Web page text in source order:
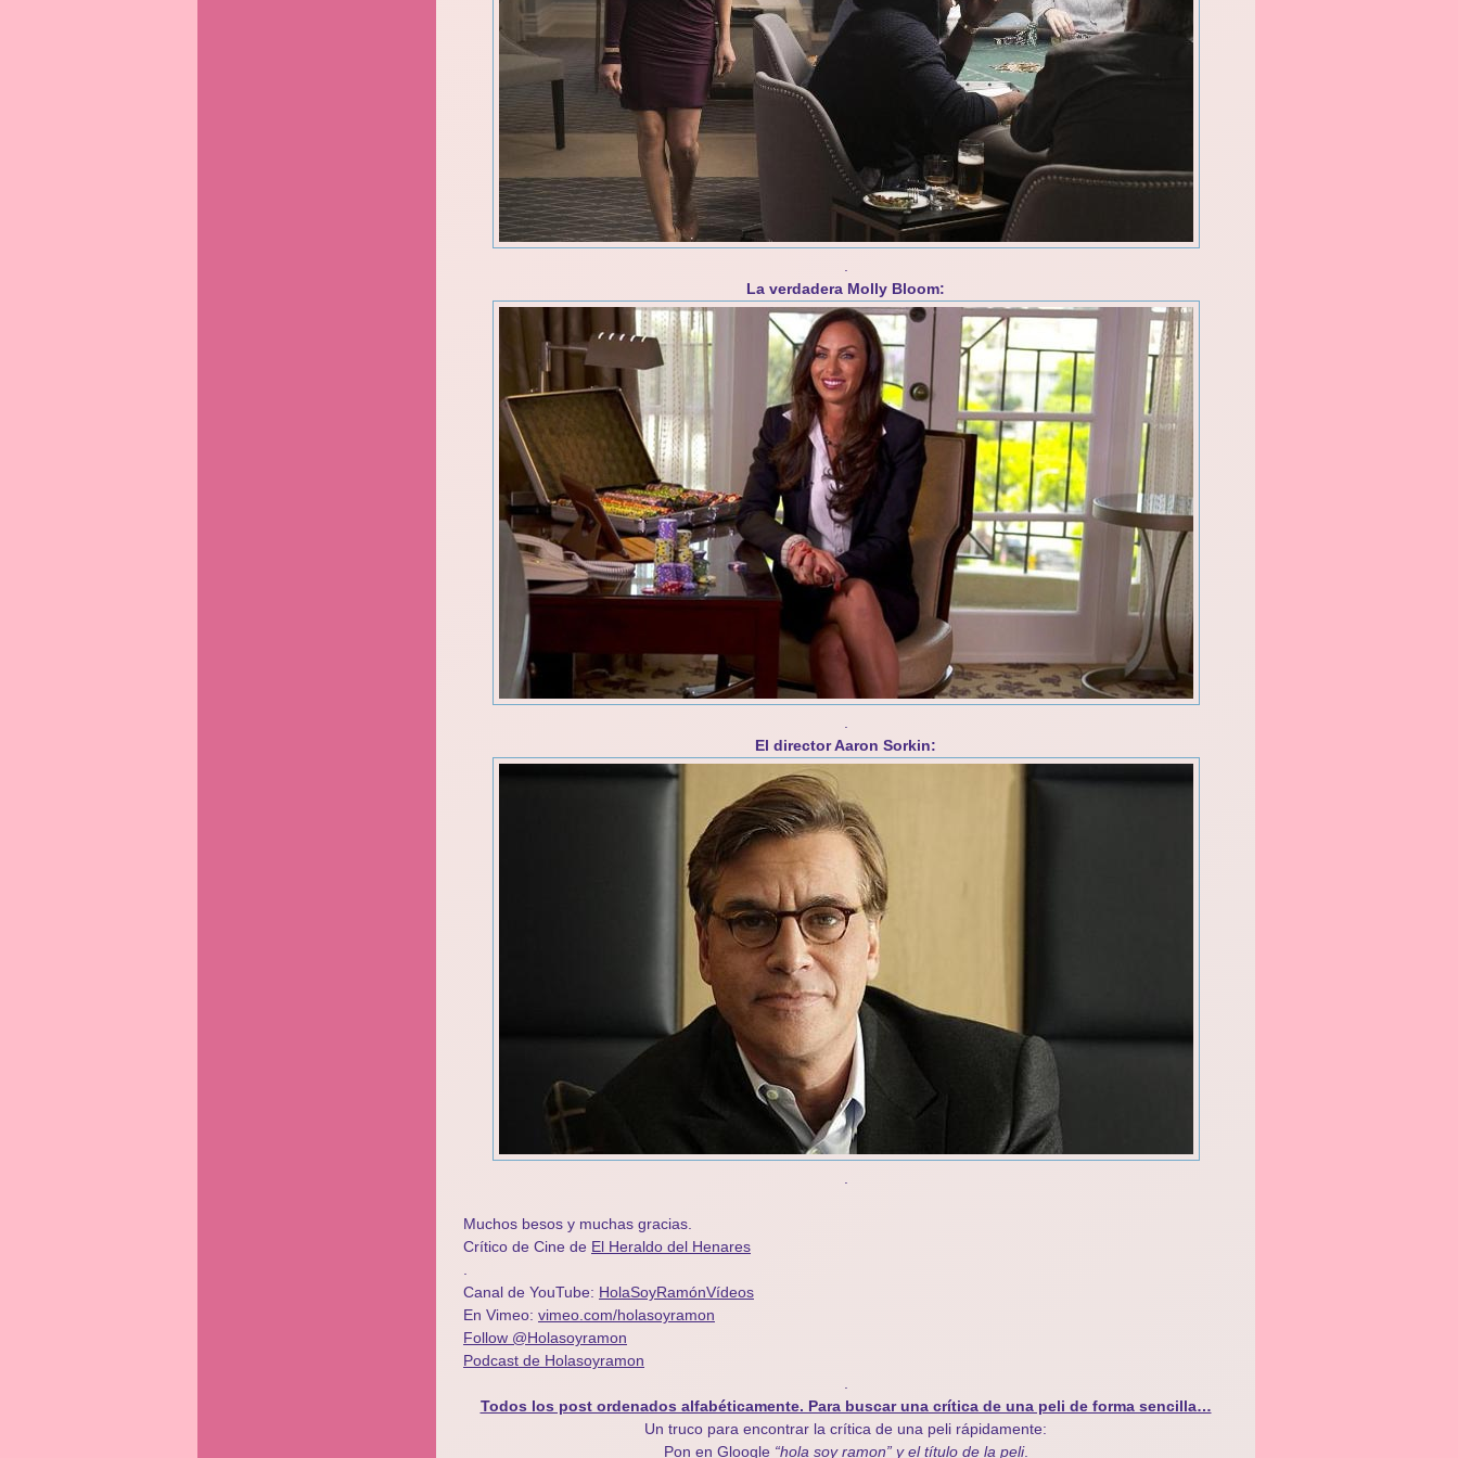
La verdadera Molly Bloom:
El director Aaron Sorkin:
Muchos besos y muchas gracias.
Crítico de Cine de El Heraldo del Henares
Canal de YouTube: HolaSoyRamónVídeos
En Vimeo: vimeo.com/holasoyramon
Follow @Holasoyramon
Podcast de Holasoyramon
Todos los post ordenados alfabéticamente. Para buscar una crítica de una peli de forma sencilla…
Un truco para encontrar la crítica de una peli rápidamente:
Pon en Gloogle “hola soy ramon” y el título de la peli.